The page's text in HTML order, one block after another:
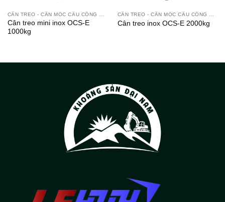
Cân treo mini inox OCS-E
1000kg
Cân treo inox OCS-E 2000kg